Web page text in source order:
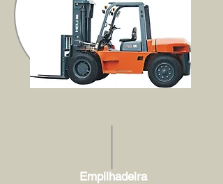
Empilhadeira